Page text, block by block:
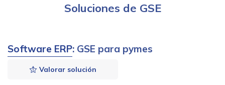
Soluciones de GSE
Software ERP: GSE para pymes
Valorar solución